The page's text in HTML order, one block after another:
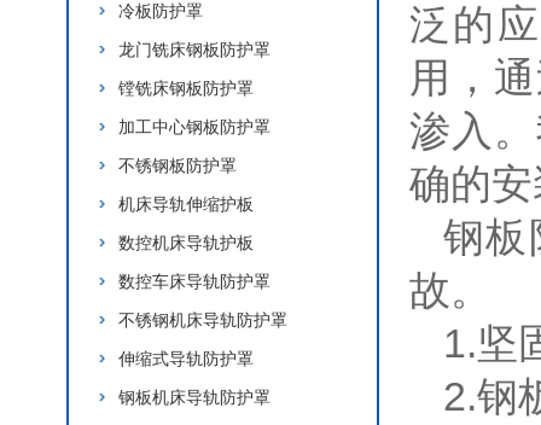
冷板防护罩
龙门铣床钢板防护罩
镗铣床钢板防护罩
加工中心钢板防护罩
不锈钢板防护罩
机床导轨伸缩护板
数控机床导轨护板
数控车床导轨防护罩
不锈钢机床导轨防护罩
伸缩式导轨防护罩
钢板机床导轨防护罩
泛的
用，
渗入
确的
钢板
故。
1.坚
2.钢